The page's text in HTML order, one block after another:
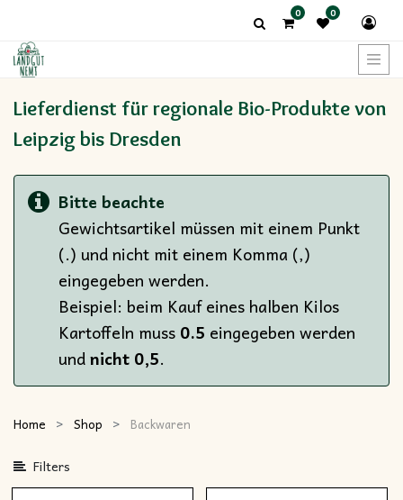
0 0
Lieferdienst für regionale Bio-Produkte von
Leipzig bis Dresden
Bitte beachte
Gewichtsartikel müssen mit einem Punkt
(.) und nicht mit einem Komma (,)
eingegeben werden.
Beispiel: beim Kauf eines halben Kilos
Kartoffeln muss 0.5 eingegeben werden
undnicht 0,5.
Home Shop Backwaren
Filters
Anzeigen